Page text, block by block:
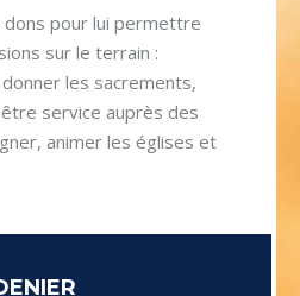
dons pour lui permettre
sur le terrain :
donner les sacrements,
service auprès des
animer les églises et